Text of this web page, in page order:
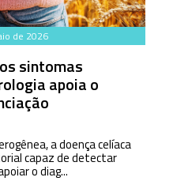
de 2026
sintomas
apoia o
a doença celíaca
capaz de detectar
o diag...